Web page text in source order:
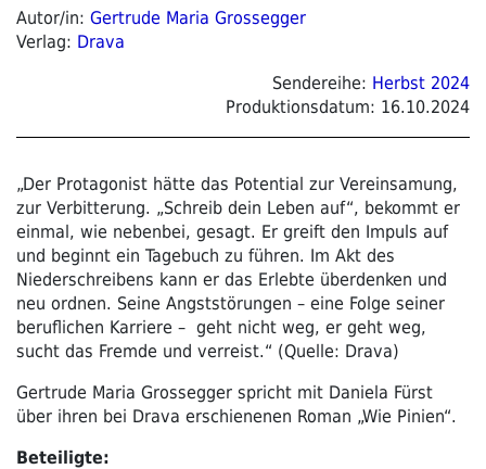
Autor/in: Gertrude Maria Grossegger
Verlag: Drava
Sendereihe: Herbst 2024
Produktionsdatum: 16.10.2024
„Der Protagonist hätte das Potential zur Vereinsamung,
zur Verbitterung. „Schreib dein Leben auf“, bekommt er
einmal, wie nebenbei, gesagt. Er greift den Impuls auf
und beginnt ein Tagebuch zu führen. Im Akt des
Niederschreibens kann er das Erlebte überdenken und
neu ordnen. Seine Angststörungen – eine Folge seiner
beruflichen Karriere – geht nicht weg, er geht weg,
sucht das Fremde und verreist.“ (Quelle: Drava)
Gertrude Maria Grossegger spricht mit Daniela Fürst
über ihren bei Drava erschienenen Roman „Wie Pinien“.
Beteiligte: